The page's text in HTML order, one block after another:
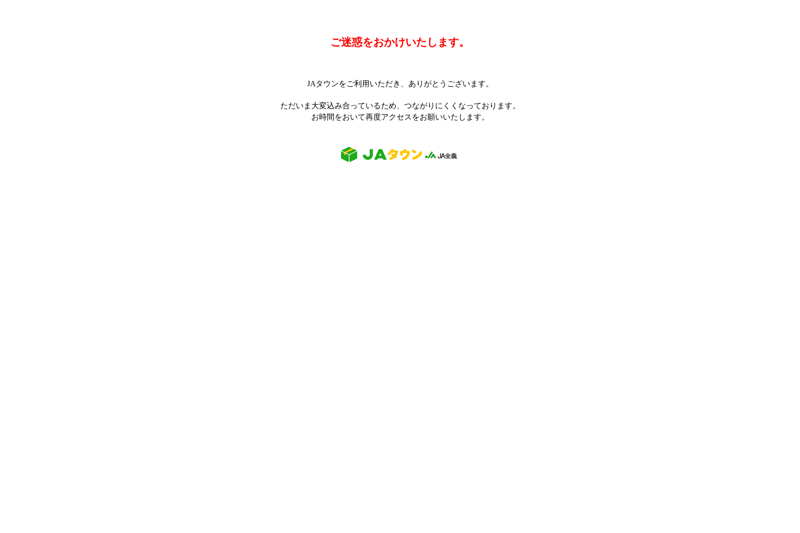
ご迷惑をおかけいたします。
JAタウンをご利用いただき、ありがとうございます。
ただいま大変込み合っているため、つながりにくくなっております。
お時間をおいて再度アクセスをお願いいたします。